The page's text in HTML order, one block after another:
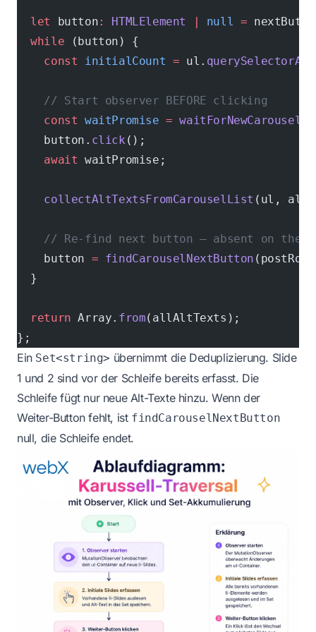
  let
button: HTMLElement | null =
  while
(button) {
    const
initialCount = ul. querySelectorAll
    // Start observer BEFORE clicking
    const
waitPromise =
    button.
click ();
    await
waitPromise;
    collectAltTextsFromCarouselList
(ul,
// Re-find next button — absent on the
    button
= findCarouselNextButton
  }
  return
Array. from(allAltTexts);
};
Ein Set<string> übernimmt die Deduplizierung. Slide
1 und 2 sind vor der Schleife bereits erfasst. Die
Schleife fügt nur neue Alt-Texte hinzu. Wenn der
Weiter-Button fehlt, ist findCarouselNextButton
null, die Schleife endet.